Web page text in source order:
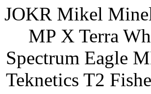
JOKR Mikel
MP X Terra
Spectrum Eagle
Teknetics T2